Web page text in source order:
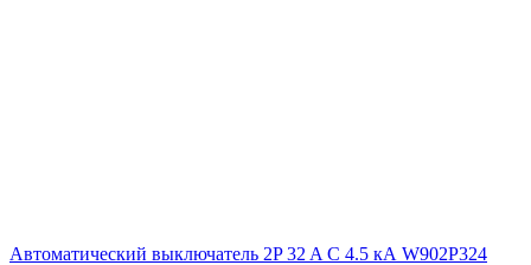
Автоматический выключатель 2P 32 A C 4.5 кА W902P324